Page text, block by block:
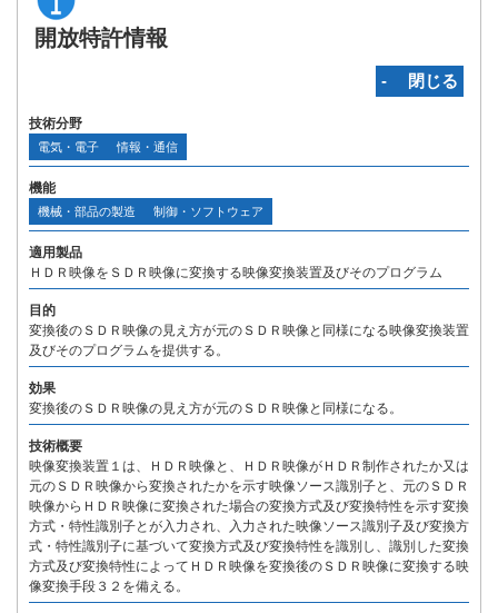
開放特許情報
‐ 閉じる
技術分野
電気・電子 情報・通信
機能
機械・部品の製造 制御・ソフトウェア
適用製品
ＨＤＲ映像をＳＤＲ映像に変換する映像変換装置及びそのプログラム
目的
変換後のＳＤＲ映像の見え方が元のＳＤＲ映像と同様になる映像変換装置
及びそのプログラムを提供する。
効果
変換後のＳＤＲ映像の見え方が元のＳＤＲ映像と同様になる。
技術概要
映像変換装置１は、ＨＤＲ映像と、ＨＤＲ映像がＨＤＲ制作されたか又は
元のＳＤＲ映像から変換されたかを示す映像ソース識別子と、元のＳＤＲ
映像からＨＤＲ映像に変換された場合の変換方式及び変換特性を示す変換
方式・特性識別子とが入力され、入力された映像ソース識別子及び変換方
式・特性識別子に基づいて変換方式及び変換特性を識別し、識別した変換
方式及び変換特性によってＨＤＲ映像を変換後のＳＤＲ映像に変換する映
像変換手段３２を備える。